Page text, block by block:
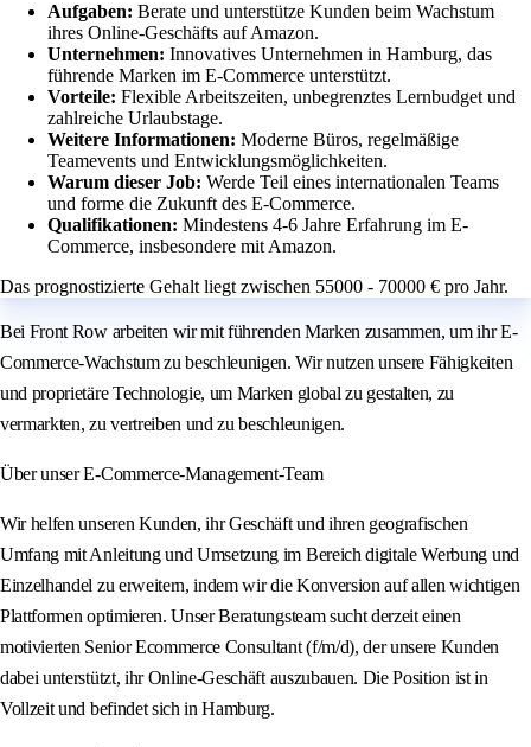
Aufgaben: Berate und unterstütze Kunden beim Wachstum
ihres Online-Geschäfts auf Amazon.
Unternehmen: Innovatives Unternehmen in Hamburg, das
führende Marken im E-Commerce unterstützt.
Vorteile: Flexible Arbeitszeiten, unbegrenztes Lernbudget und
zahlreiche Urlaubstage.
Weitere Informationen: Moderne Büros, regelmäßige
Teamevents und Entwicklungsmöglichkeiten.
Warum dieser Job: Werde Teil eines internationalen Teams
und forme die Zukunft des E-Commerce.
Qualifikationen: Mindestens 4-6 Jahre Erfahrung im E-
Commerce, insbesondere mit Amazon.
Das prognostizierte Gehalt liegt zwischen 55000 - 70000 € pro Jahr.
Bei Front Row arbeiten wir mit führenden Marken zusammen, um ihr E-
Commerce-Wachstum zu beschleunigen. Wir nutzen unsere Fähigkeiten
und proprietäre Technologie, um Marken global zu gestalten, zu
vermarkten, zu vertreiben und zu beschleunigen.
Über unser E-Commerce-Management-Team
Wir helfen unseren Kunden, ihr Geschäft und ihren geografischen
Umfang mit Anleitung und Umsetzung im Bereich digitale Werbung und
Einzelhandel zu erweitern, indem wir die Konversion auf allen wichtigen
Plattformen optimieren. Unser Beratungsteam sucht derzeit einen
motivierten Senior Ecommerce Consultant (f/m/d), der unsere Kunden
dabei unterstützt, ihr Online-Geschäft auszubauen. Die Position ist in
Vollzeit und befindet sich in Hamburg.